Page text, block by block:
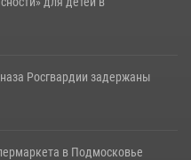
Росгвардии задержаны
в Подмосковье